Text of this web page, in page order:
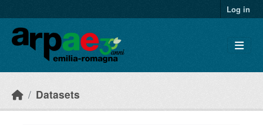
Log in
Datasets